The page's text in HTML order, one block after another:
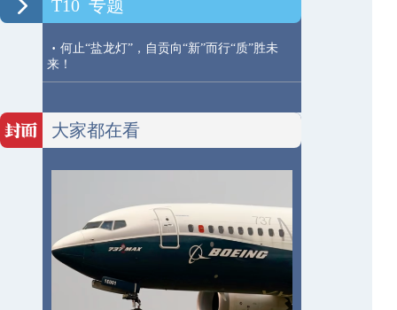
T10 专题
· 何止“盐龙灯”，自贡向“新”而行“质”胜未
来！
大家都在看